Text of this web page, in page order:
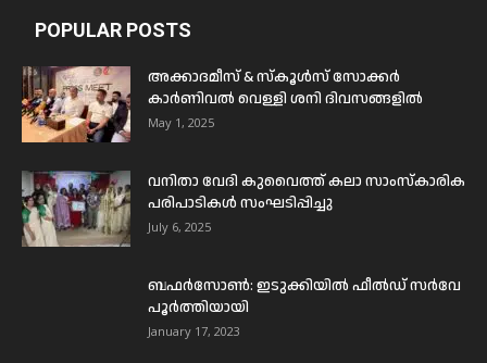
POPULAR POSTS
അക്കാദമീസ് & സ്കൂൾസ് സോക്കർ
കാർണിവൽ വെള്ളി ശനി ദിവസങ്ങളിൽ
May 1, 2025
വനിതാ വേദി കുവൈത്ത് കലാ സാംസ്കാരിക
പരിപാടികൾ സംഘടിപ്പിച്ചു
July 6, 2025
ബഫര്‍സോണ്‍: ഇടുക്കിയില്‍ ഫീല്‍ഡ് സര്‍വേ
പൂര്‍ത്തിയായി
January 17, 2023